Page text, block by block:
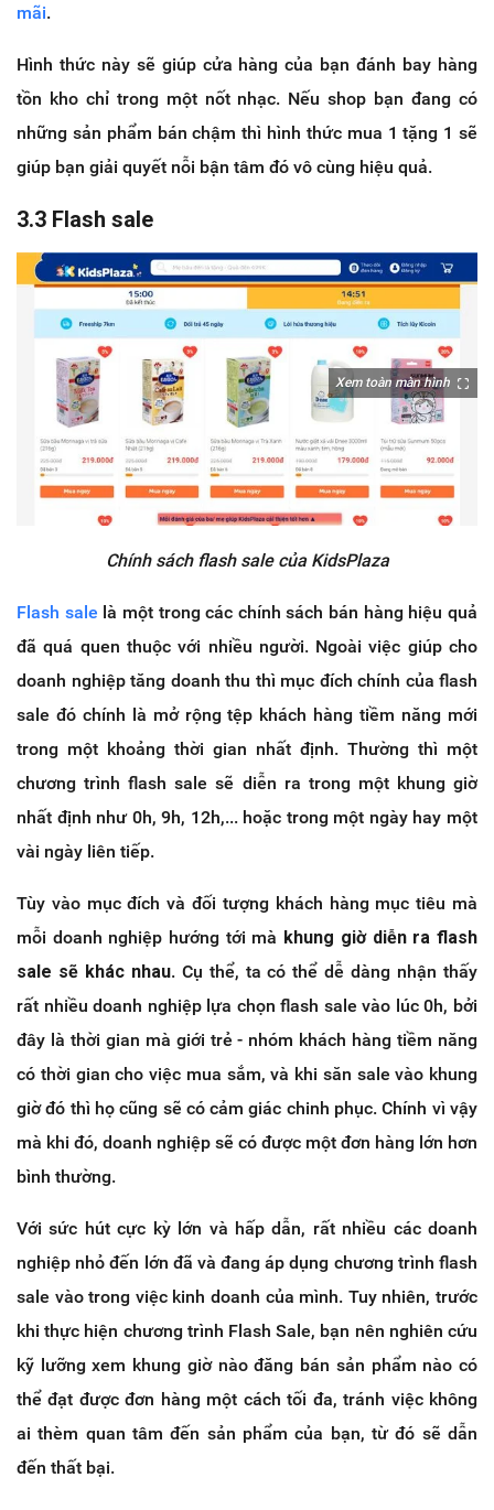
mãi.
Hình thức này sẽ giúp cửa hàng của bạn đánh bay hàng
tồn kho chỉ trong một nốt nhạc. Nếu shop bạn đang có
những sản phẩm bán chậm thì hình thức mua 1 tặng 1 sẽ
giúp bạn giải quyết nỗi bận tâm đó vô cùng hiệu quả.
3.3 Flash sale
Xem toàn màn hình
Chính sách flash sale của KidsPlaza
Flash sale là một trong các chính sách bán hàng hiệu quả
đã quá quen thuộc với nhiều người. Ngoài việc giúp cho
doanh nghiệp tăng doanh thu thì mục đích chính của flash
sale đó chính là mở rộng tệp khách hàng tiềm năng mới
trong một khoảng thời gian nhất định. Thường thì một
chương trình flash sale sẽ diễn ra trong một khung giờ
nhất định như 0h, 9h, 12h,... hoặc trong một ngày hay một
vài ngày liên tiếp.
Tùy vào mục đích và đối tượng khách hàng mục tiêu mà
mỗi doanh nghiệp hướng tới mà khung giờ diễn ra flash
sale sẽ khác nhau. Cụ thể, ta có thể dễ dàng nhận thấy
rất nhiều doanh nghiệp lựa chọn flash sale vào lúc 0h, bởi
đây là thời gian mà giới trẻ - nhóm khách hàng tiềm năng
có thời gian cho việc mua sắm, và khi săn sale vào khung
giờ đó thì họ cũng sẽ có cảm giác chinh phục. Chính vì vậy
mà khi đó, doanh nghiệp sẽ có được một đơn hàng lớn hơn
bình thường.
Với sức hút cực kỳ lớn và hấp dẫn, rất nhiều các doanh
nghiệp nhỏ đến lớn đã và đang áp dụng chương trình flash
sale vào trong việc kinh doanh của mình. Tuy nhiên, trước
khi thực hiện chương trình Flash Sale, bạn nên nghiên cứu
kỹ lưỡng xem khung giờ nào đăng bán sản phẩm nào có
thể đạt được đơn hàng một cách tối đa, tránh việc không
ai thèm quan tâm đến sản phẩm của bạn, từ đó sẽ dẫn
đến thất bại.